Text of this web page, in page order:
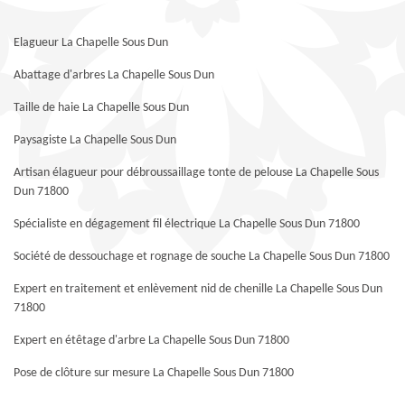
Elagueur La Chapelle Sous Dun
Abattage d'arbres La Chapelle Sous Dun
Taille de haie La Chapelle Sous Dun
Paysagiste La Chapelle Sous Dun
Artisan élagueur pour débroussaillage tonte de pelouse La Chapelle Sous
Dun 71800
Spécialiste en dégagement fil électrique La Chapelle Sous Dun 71800
Société de dessouchage et rognage de souche La Chapelle Sous Dun 71800
Expert en traitement et enlèvement nid de chenille La Chapelle Sous Dun
71800
Expert en étêtage d'arbre La Chapelle Sous Dun 71800
Pose de clôture sur mesure La Chapelle Sous Dun 71800